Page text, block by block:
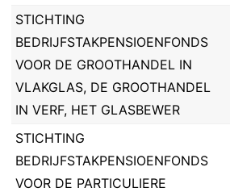
STICHTING
BEDRIJFSTAKPENSIOENFONDS
VOOR DE GROOTHANDEL IN
VLAKGLAS, DE GROOTHANDEL
IN VERF, HET GLASBEWER
STICHTING
BEDRIJFSTAKPENSIOENFONDS
VOOR DE PARTICULIERE